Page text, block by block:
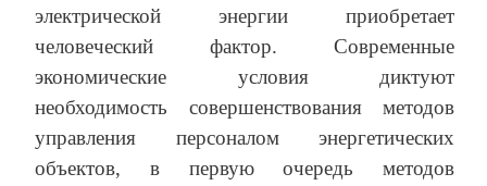
электрической энергии приобретает
человеческий фактор. Современные
экономические условия диктуют
необходимость совершенствования методов
управления персоналом энергетических
объектов, в первую очередь методов